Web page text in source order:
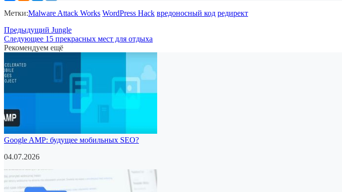
Метки:Malware Attack Works WordPress Hack вредоносный код редирект
Предыдущий Jungle
Следующее 15 прекрасных мест для отдыха
Рекомендуем ещё
Google AMP: будущее мобильных SEO?
04.07.2026